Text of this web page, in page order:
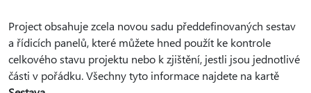
Project obsahuje zcela novou sadu předdefinovaných sestav
a řídicích panelů, které můžete hned použít ke kontrole
celkového stavu projektu nebo k zjištění, jestli jsou jednotlivé
části v pořádku. Všechny tyto informace najdete na kartě